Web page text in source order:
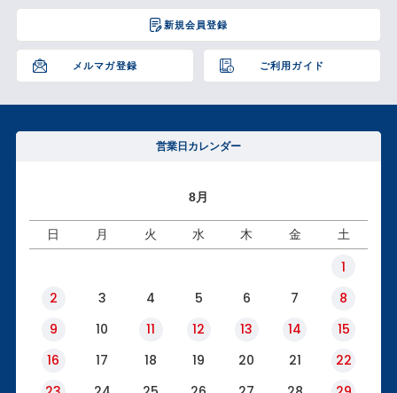
新規会員登録
メルマガ登録 ご利用ガイド
ジト
へ
営業日カレンダー
8月
日 月 火 水 木 金 土
1
2
3 4 5 6 7
8
9
10 11 12 13 14
15
16
17 18 19 20 21
22